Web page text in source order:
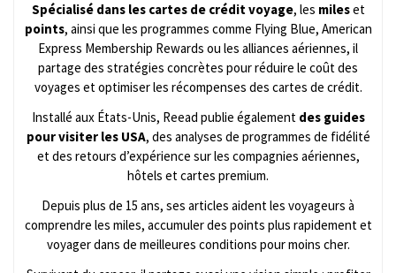
Spécialisé dans les cartes de crédit voyage, les mileset
points, ainsi que les programmes comme Flying Blue, American
Express Membership Rewards ou les alliances aériennes, il
partage des stratégies concrètes pour réduire le coût des
voyages et optimiser les récompenses des cartes de crédit.
Installé aux États-Unis, Reead publie également des guides
pour visiter les USA, des analyses de programmes de fidélité
et des retours d’expérience sur les compagnies aériennes,
hôtels et cartes premium.
Depuis plus de 15 ans, ses articles aident les voyageurs à
comprendre les miles, accumuler des points plus rapidement et
voyager dans de meilleures conditions pour moins cher.